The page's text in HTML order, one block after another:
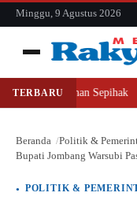
konten
Minggu, 9 Agustus 2026
Menu
Cari
TERBARU
Lahan Sepihak
Beranda
Politik &
Bupati Jombang Warsubi
POLITIK &